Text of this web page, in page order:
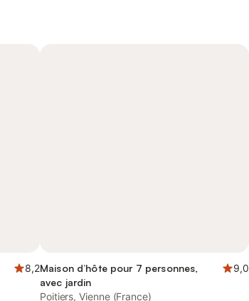
8,2Maison d’hôte pour 7 personnes,
avec jardin
9,0
Poitiers, Vienne (France)